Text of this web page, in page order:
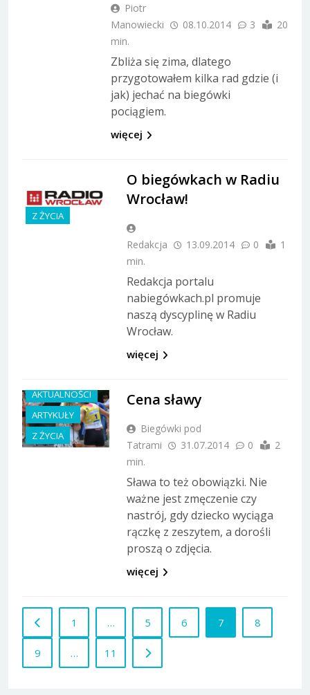
Piotr
Manowiecki
08.10.2014 3
20
min.
Zbliża się zima, dlatego
przygotowałem kilka rad gdzie (i
jak) jechać na biegówki
pociągiem.
więcej
Z ŻYCIA
O biegówkach w Radiu
Wrocław!
Redakcja 13.09.2014 0
1
min.
Redakcja portalu
nabiegówkach.pl promuje
naszą dyscyplinę w Radiu
Wrocław.
więcej
AKTUALNOŚCI
ARTYKUŁY
Z ŻYCIA
Cena sławy
Biegówki pod
Tatrami
31.07.2014 0
2
min.
Sława to też obowiązki. Nie
ważne jest zmęczenie czy
nastrój, gdy dziecko wyciąga
rączkę z zeszytem, a dorośli
proszą o zdjęcia.
więcej
1 … 5 6 7 8
9 … 11